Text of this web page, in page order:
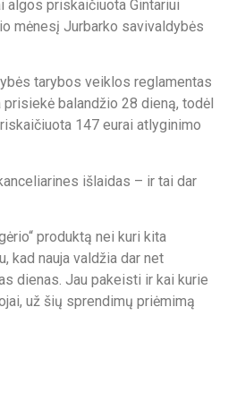
algos priskaičiuota Gintariui
mėnesį Jurbarko savivaldybės
tarybos veiklos reglamentas
balandžio 28 dieną, todėl
147 eurai atlyginimo
išlaidas – ir tai dar
produktą nei kuri kita
kad nauja valdžia dar net
dienas. Jau pakeisti ir kai kurie
už šių sprendimų priėmimą